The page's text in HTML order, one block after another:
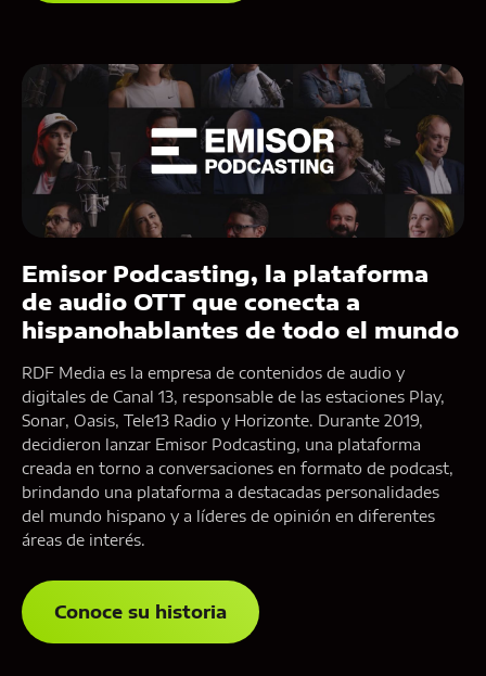
Emisor Podcasting, la plataforma
de audio OTT que conecta a
hispanohablantes de todo el mundo
RDF Media es la empresa de contenidos de audio y
digitales de Canal 13, responsable de las estaciones Play,
Sonar, Oasis, Tele13 Radio y Horizonte. Durante 2019,
decidieron lanzar Emisor Podcasting, una plataforma
creada en torno a conversaciones en formato de podcast,
brindando una plataforma a destacadas personalidades
del mundo hispano y a líderes de opinión en diferentes
áreas de interés.
Conoce su historia